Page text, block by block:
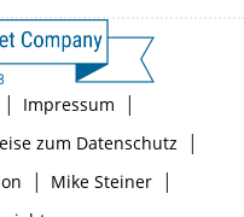
| Impressum |
zum Datenschutz |
| Mike Steiner|